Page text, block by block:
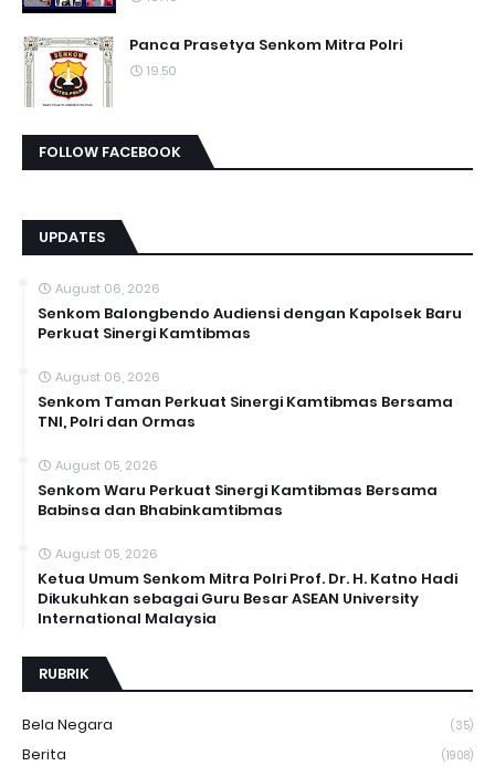
Panca Prasetya Senkom Mitra Polri
19.50
FOLLOW FACEBOOK
UPDATES
August 06, 2026
Senkom Balongbendo Audiensi dengan Kapolsek Baru
Perkuat Sinergi Kamtibmas
August 06, 2026
Senkom Taman Perkuat Sinergi Kamtibmas Bersama
TNI, Polri dan Ormas
August 05, 2026
Senkom Waru Perkuat Sinergi Kamtibmas Bersama
Babinsa dan Bhabinkamtibmas
August 05, 2026
Ketua Umum Senkom Mitra Polri Prof. Dr. H. Katno Hadi
Dikukuhkan sebagai Guru Besar ASEAN University
International Malaysia
RUBRIK
Bela Negara (35)
Berita (1908)